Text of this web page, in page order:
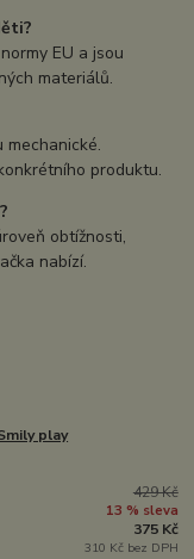
EU a jsou
materiálů.
produktu.
obtížnosti,
nabízí.
play
429 Kč
13 % sleva
375 Kč
310 Kč bez DPH